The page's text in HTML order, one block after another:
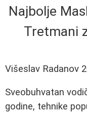
Najbolje
Tretmani
Višeslav Radanov
Sveobuhvatan
godine, tehnike